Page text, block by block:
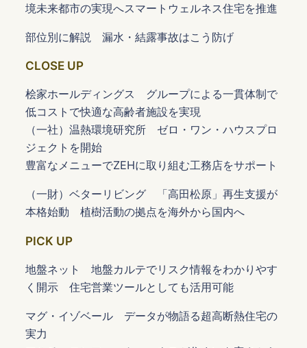
境未来都市の実現へスマートウェルネス住宅を推進
部位別に解説 漏水・結露事故はこう防げ
CLOSE UP
桧家ホールディングス グループによる一貫体制で
低コストで快適な高齢者施設を実現
（一社）温熱環境研究所 ゼロ・ワン・ハウスプロ
ジェクトを開始
豊富なメニューでZEHに取り組む工務店をサポート
（一財）ベターリビング 「高田松原」再生支援が
本格始動 植樹活動の拠点を海外から国内へ
PICK UP
地盤ネット 地盤カルテでリスク情報をわかりやす
く開示 住宅営業ツールとしても活用可能
マグ・イゾベール データが物語る超高断熱住宅の
実力